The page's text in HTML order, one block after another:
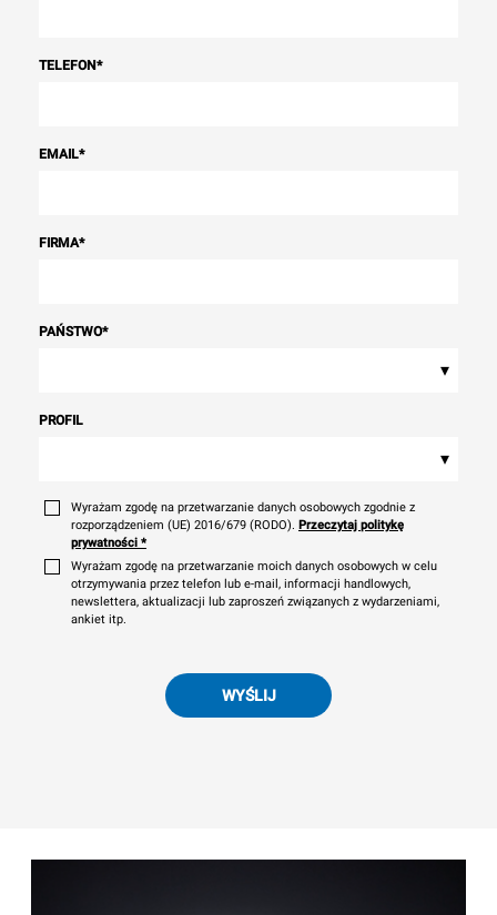
TELEFON*
EMAIL*
FIRMA*
PAŃSTWO*
▾
PROFIL
▾
Wyrażam zgodę na przetwarzanie danych osobowych zgodnie z
rozporządzeniem (UE) 2016/679 (RODO). Przeczytaj politykę
prywatności *
Wyrażam zgodę na przetwarzanie moich danych osobowych w celu
otrzymywania przez telefon lub e-mail, informacji handlowych,
newslettera, aktualizacji lub zaproszeń związanych z wydarzeniami,
ankiet itp.
WYŚLIJ